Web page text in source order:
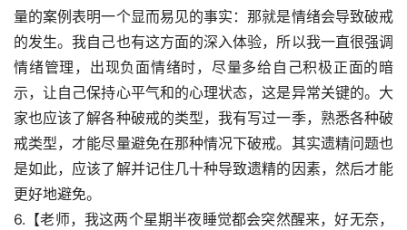
量的案例表明一个显而易见的事实：那就是情绪会导致破戒
的发生。我自己也有这方面的深入体验，所以我一直很强调
情绪管理，出现负面情绪时，尽量多给自己积极正面的暗
示，让自己保持心平气和的心理状态，这是异常关键的。大
家也应该了解各种破戒的类型，我有写过一季，熟悉各种破
戒类型，才能尽量避免在那种情况下破戒。其实遗精问题也
是如此，应该了解并记住几十种导致遗精的因素，然后才能
更好地避免。
6.【老师，我这两个星期半夜睡觉都会突然醒来，好无奈，